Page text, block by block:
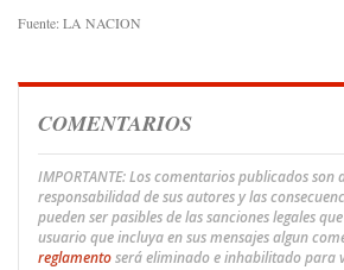
Fuente: LA NACION
COMENTARIOS
IMPORTANTE: Los comentarios publicados son
responsabilidad de sus autores y las
pueden ser pasibles de las sanciones legales
usuario que incluya en sus mensajes algun
reglamentoserá eliminado e inhabilitado para